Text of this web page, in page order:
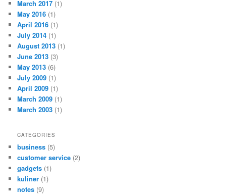
March 2017 (1)
May 2016 (1)
April 2016 (1)
July 2014 (1)
August 2013 (1)
June 2013 (3)
May 2013 (6)
July 2009 (1)
April 2009 (1)
March 2009 (1)
March 2003 (1)
CATEGORIES
business (5)
customer service (2)
gadgets (1)
kuliner (1)
notes (9)